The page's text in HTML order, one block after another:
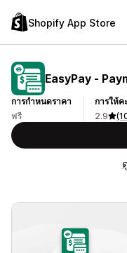
Shopify App Store
EasyPay ‑
การกำหนดราคา
ฟรี
การให้ค
2.9